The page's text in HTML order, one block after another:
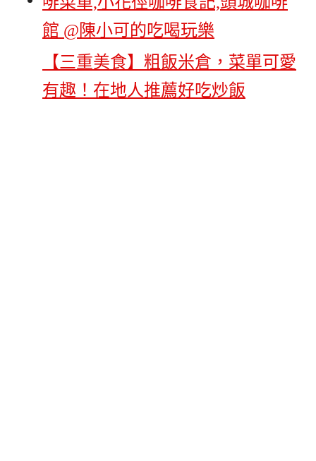
【三重美食】粗飯米倉，菜單可愛
有趣！在地人推薦好吃炒飯